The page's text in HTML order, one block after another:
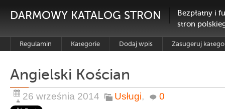
DARMOWY KATALOG STRON
Bezpłatny i
stron
Regulamin Kategorie Dodaj wpis Zasugeruj
Angielski Kościan
26 września 2014 Usługi, 0